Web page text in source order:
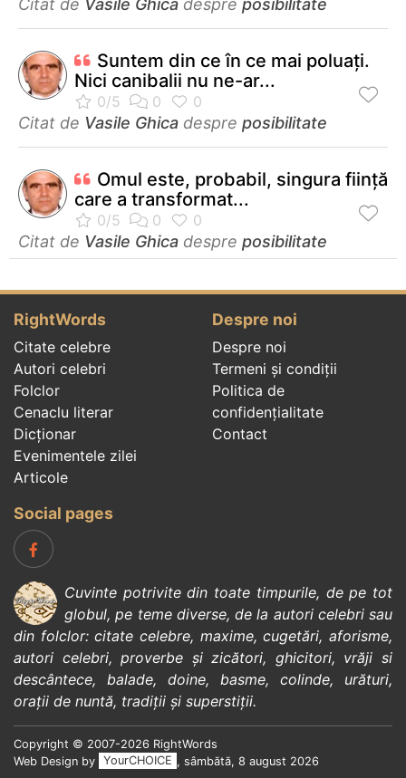
Suntem din ce în ce mai poluaţi.
Nici canibalii nu ne-ar...
Citat de Vasile Ghica despre posibilitate
Omul este, probabil, singura fiinţă
care a transformat...
Citat de Vasile Ghica despre posibilitate
RightWords
Citate celebre
Autori celebri
Folclor
Cenaclu literar
Dicționar
Evenimentele zilei
Articole
Despre noi
Despre noi
Termeni și condiții
Politica de
confidenţialitate
Contact
Social pages
Cuvinte potrivite din toate timpurile, de pe tot
globul, pe teme diverse, de la autori celebrisau
din folclor:citate celebre, maxime,cugetări,aforisme,
autori celebri,proverbe și zicători, ghicitori, vrăji si
descântece, balade, doine, basme, colinde, urături,
orații de nuntă, tradiții și superstiții.
Copyright © 2007-2026 RightWords
Web Design by
YourCHOICE , sâmbătă, 8 august 2026